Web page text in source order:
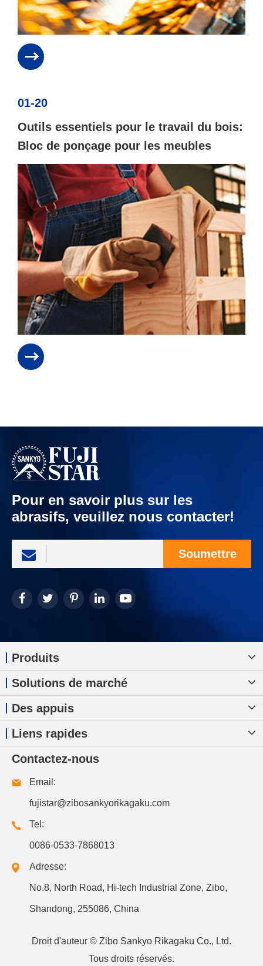
01-20
Outils essentiels pour le travail du bois:
Bloc de ponçage pour les meubles
Pour en savoir plus sur les
abrasifs, veuillez nous contacter!
Soumettre
Produits
Solutions de marché
Des appuis
Liens rapides
Contactez-nous
Email:
fujistar@zibosankyorikagaku.com
Tel:
0086-0533-7868013
Adresse:
No.8, North Road, Hi-tech Industrial Zone, Zibo,
Shandong, 255086, China
Droit d'auteur © Zibo Sankyo Rikagaku Co., Ltd.
Tous droits réservés.